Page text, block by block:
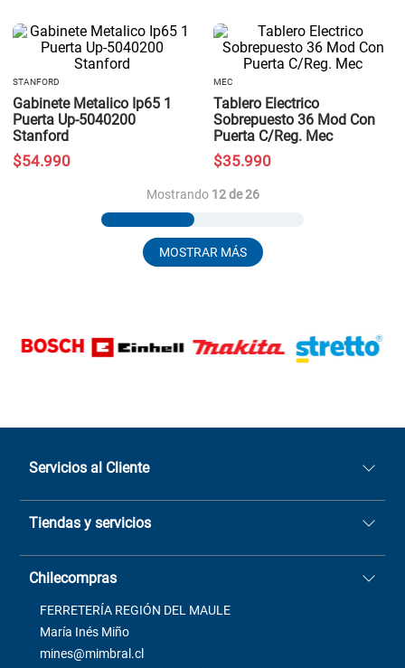
STANFORD
Gabinete Metalico Ip65 1
Puerta Up-5040200
Stanford
$54.990
MEC
Tablero Electrico
Sobrepuesto 36 Mod Con
Puerta C/Reg. Mec
$35.990
Mostrando 12 de 26
MOSTRAR MÁS
Servicios al Cliente
Quiénes somos
Sucursales
Términos y condiciones
Contacto
Venta Terreno
Trabaja con Nosotros
Tiendas y servicios
Casa Matriz: Avenida Chorrillos
2137 San Javier, Fono (73)
Chilecompras
FERRETERÍA REGIÓN DEL MAULE
María Inés Miño
mines@mimbral.cl